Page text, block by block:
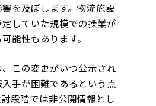
を及ぼします。物流施設
していた規模での操業が
能性もあります。
この変更がいつ公示され
手が困難であるという点
段階では非公開情報とし